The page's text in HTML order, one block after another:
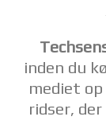
inden du
mediet
ridser,